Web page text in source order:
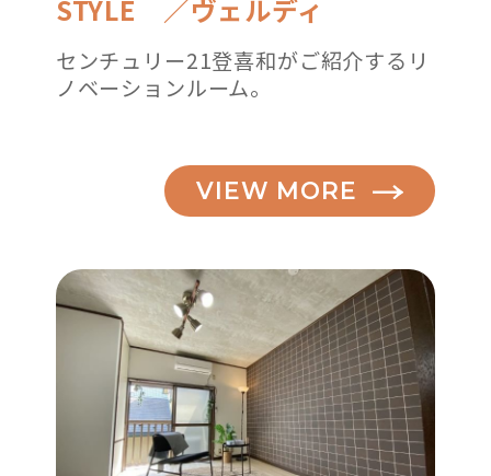
STYLE ／ヴェルディ
センチュリー21登喜和がご紹介するリ
ノベーションルーム。
VIEW MORE